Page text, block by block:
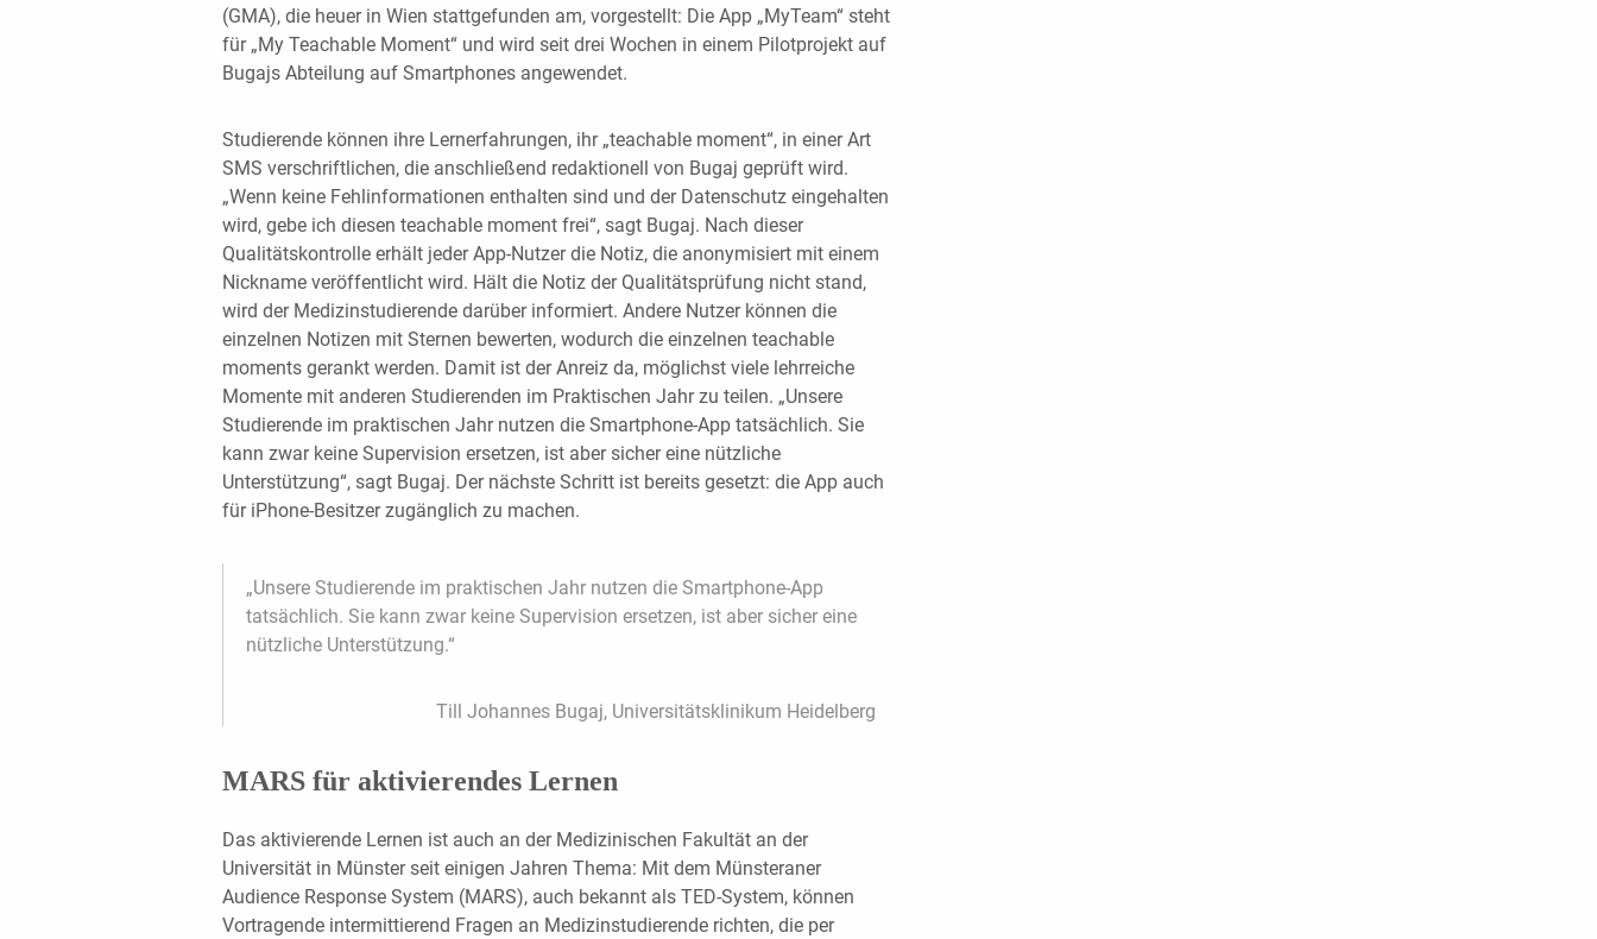
(GMA), die heuer in Wien stattgefunden am, vorgestellt: Die App „MyTeam“ steht
für „My Teachable Moment“ und wird seit drei Wochen in einem Pilotprojekt auf
Bugajs Abteilung auf Smartphones angewendet.
Studierende können ihre Lernerfahrungen, ihr „teachable moment“, in einer Art
SMS verschriftlichen, die anschließend redaktionell von Bugaj geprüft wird.
„Wenn keine Fehlinformationen enthalten sind und der Datenschutz eingehalten
wird, gebe ich diesen teachable moment frei“, sagt Bugaj. Nach dieser
Qualitätskontrolle erhält jeder App-Nutzer die Notiz, die anonymisiert mit einem
Nickname veröffentlicht wird. Hält die Notiz der Qualitätsprüfung nicht stand,
wird der Medizinstudierende darüber informiert. Andere Nutzer können die
einzelnen Notizen mit Sternen bewerten, wodurch die einzelnen teachable
moments gerankt werden. Damit ist der Anreiz da, möglichst viele lehrreiche
Momente mit anderen Studierenden im Praktischen Jahr zu teilen. „Unsere
Studierende im praktischen Jahr nutzen die Smartphone-App tatsächlich. Sie
kann zwar keine Supervision ersetzen, ist aber sicher eine nützliche
Unterstützung“, sagt Bugaj. Der nächste Schritt ist bereits gesetzt: die App auch
für iPhone-Besitzer zugänglich zu machen.
„Unsere Studierende im praktischen Jahr nutzen die Smartphone-App
tatsächlich. Sie kann zwar keine Supervision ersetzen, ist aber sicher eine
nützliche Unterstützung.“
Till Johannes Bugaj, Universitätsklinikum Heidelberg
MARS für aktivierendes Lernen
Das aktivierende Lernen ist auch an der Medizinischen Fakultät an der
Universität in Münster seit einigen Jahren Thema: Mit dem Münsteraner
Audience Response System (MARS), auch bekannt als TED-System, können
Vortragende intermittierend Fragen an Medizinstudierende richten, die per